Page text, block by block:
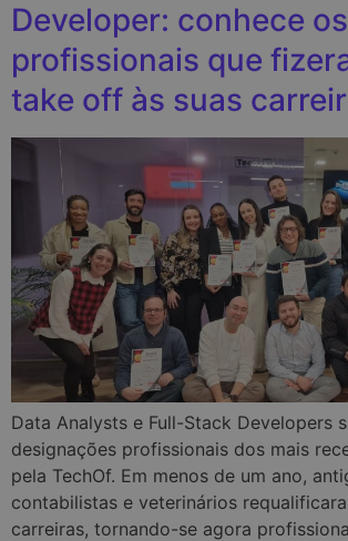
Developer: conhece os
profissionais que
take off às suas
Data Analysts e Full-Stack Developers
designações profissionais dos mais
pela TechOf. Em menos de um ano,
contabilistas e veterinários
carreiras, tornando-se agora